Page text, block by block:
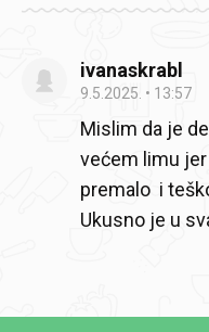
ivanaskrabl
9.5.2025. 13:57
Mislim da je
većem limu
premalo i
Ukusno je u